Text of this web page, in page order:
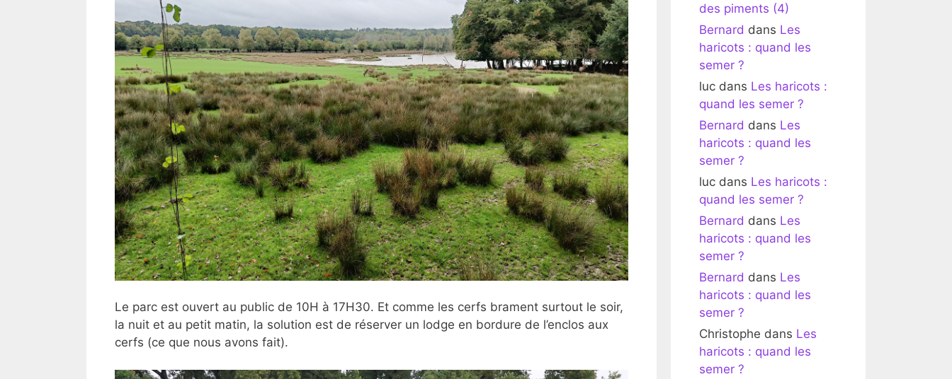
Le parc est ouvert au public de 10H à 17H30. Et comme les cerfs brament surtout le soir,
la nuit et au petit matin, la solution est de réserver un lodge en bordure de l’enclos aux
cerfs (ce que nous avons fait).
des piments (4)
Bernard dans Les
haricots : quand les
semer ?
luc dans Les haricots :
quand les semer ?
Bernard dans Les
haricots : quand les
semer ?
luc dans Les haricots :
quand les semer ?
Bernard dans Les
haricots : quand les
semer ?
Bernard dans Les
haricots : quand les
semer ?
Christophe dans Les
haricots : quand les
semer ?